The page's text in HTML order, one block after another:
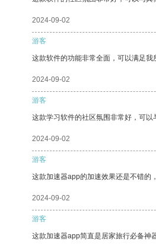
2024-09-02
游客
这款软件的功能非常全面，可以满足我
2024-09-02
游客
这款学习软件的社区氛围非常好，可以
2024-09-02
游客
这款加速器app的加速效果还是不错的
2024-09-02
游客
这款加速器app简直是居家旅行必备神